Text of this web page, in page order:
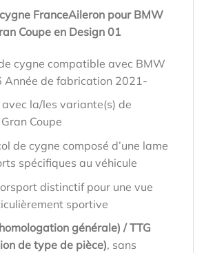
FranceAileron pour BMW
Coupe en Design 01
cygne compatible avec BMW
Année de fabrication 2021-
la/les variante(s) de
Coupe
de cygne composé d’une lame
spécifiques au véhicule
distinctif pour une vue
sportive
générale) / TTG
de type de pièce), sans